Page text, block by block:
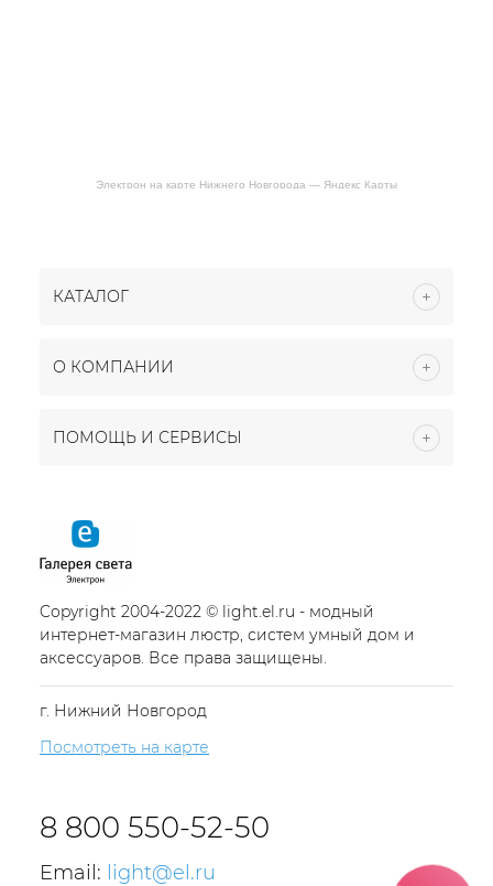
Электрон на карте Нижнего Новгорода — Яндекс Карты
КАТАЛОГ
О КОМПАНИИ
ПОМОЩЬ И СЕРВИСЫ
Copyright 2004-2022 © light.el.ru - модный
интернет-магазин люстр, систем умный дом и
аксессуаров. Все права защищены.
г. Нижний Новгород
Посмотреть на карте
8 800 550-52-50
Email: light@el.ru